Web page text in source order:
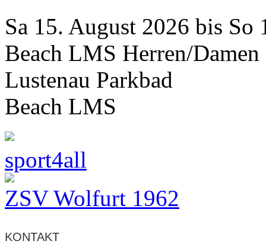
Sa 15. August 2026 bis
Beach LMS Herren/Damen
Lustenau Parkbad
Beach LMS
sport4all
ZSV Wolfurt 1962
KONTAKT